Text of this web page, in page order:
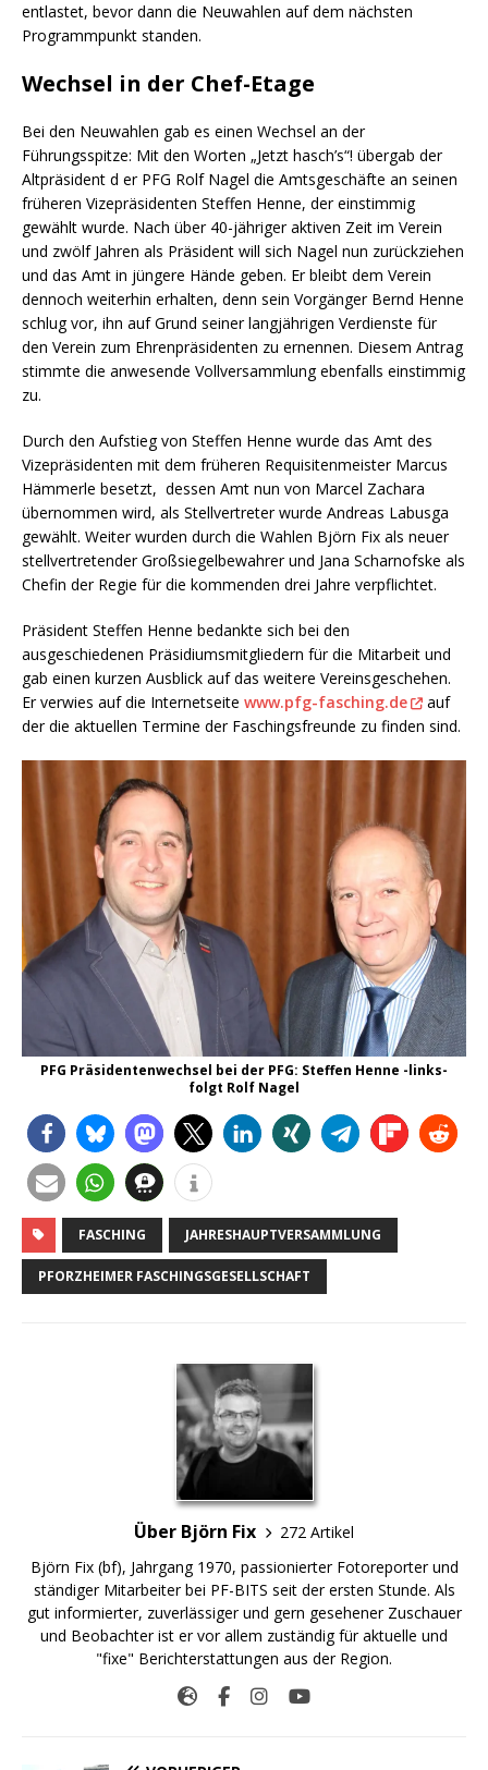
entlastet, bevor dann die Neuwahlen auf dem nächsten
Programmpunkt standen.
Wechsel in der Chef-Etage
Bei den Neuwahlen gab es einen Wechsel an der
Führungsspitze: Mit den Worten „Jetzt hasch’s“! übergab der
Altpräsident d er PFG Rolf Nagel die Amtsgeschäfte an seinen
früheren Vizepräsidenten Steffen Henne, der einstimmig
gewählt wurde. Nach über 40-jähriger aktiven Zeit im Verein
und zwölf Jahren als Präsident will sich Nagel nun zurückziehen
und das Amt in jüngere Hände geben. Er bleibt dem Verein
dennoch weiterhin erhalten, denn sein Vorgänger Bernd Henne
schlug vor, ihn auf Grund seiner langjährigen Verdienste für
den Verein zum Ehrenpräsidenten zu ernennen. Diesem Antrag
stimmte die anwesende Vollversammlung ebenfalls einstimmig
zu.
Durch den Aufstieg von Steffen Henne wurde das Amt des
Vizepräsidenten mit dem früheren Requisitenmeister Marcus
Hämmerle besetzt, dessen Amt nun von Marcel Zachara
übernommen wird, als Stellvertreter wurde Andreas Labusga
gewählt. Weiter wurden durch die Wahlen Björn Fix als neuer
stellvertretender Großsiegelbewahrer und Jana Scharnofske als
Chefin der Regie für die kommenden drei Jahre verpflichtet.
Präsident Steffen Henne bedankte sich bei den
ausgeschiedenen Präsidiumsmitgliedern für die Mitarbeit und
gab einen kurzen Ausblick auf das weitere Vereinsgeschehen.
Er verwies auf die Internetseite www.pfg-fasching.de
auf
der die aktuellen Termine der Faschingsfreunde zu finden sind.
PFG Präsidentenwechsel bei der PFG: Steffen Henne -links-
folgt Rolf Nagel
FASCHING JAHRESHAUPTVERSAMMLUNG
PFORZHEIMER FASCHINGSGESELLSCHAFT
Über Björn Fix
272 Artikel
Björn Fix (bf), Jahrgang 1970, passionierter Fotoreporter und
ständiger Mitarbeiter bei PF-BITS seit der ersten Stunde. Als
gut informierter, zuverlässiger und gern gesehener Zuschauer
und Beobachter ist er vor allem zuständig für aktuelle und
"fixe" Berichterstattungen aus der Region.